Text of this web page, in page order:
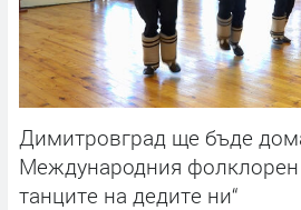
Димитровград ще бъде
Международния фолклорен
танците на дедите ни“